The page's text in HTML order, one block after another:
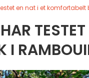
en nat i et
I